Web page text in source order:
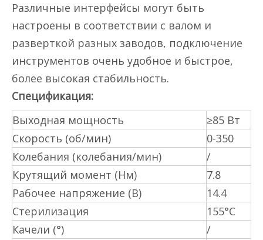
Различные интерфейсы могут быть
настроены в соответствии с валом и
разверткой разных заводов, подключение
инструментов очень удобное и быстрое,
более высокая стабильность.
Спецификация:
Выходная мощность
≥85 Вт
Скорость (об/мин)
0-350
Колебания (колебания/мин)
/
Крутящий момент (Нм)
7.8
Рабочее напряжение (В)
14.4
Стерилизация
155°С
Качели (°)
/